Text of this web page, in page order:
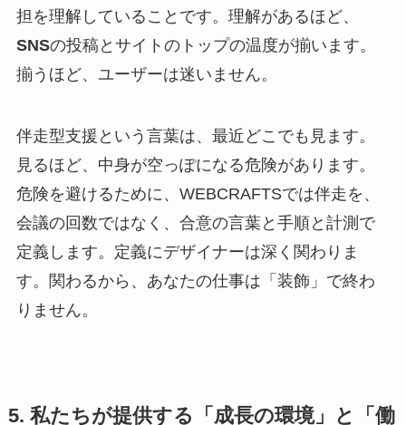
担を理解していることです。理解があるほど、
SNSの投稿とサイトのトップの温度が揃います。
揃うほど、ユーザーは迷いません。
伴走型支援という言葉は、最近どこでも見ます。
見るほど、中身が空っぽになる危険があります。
危険を避けるために、WEBCRAFTSでは伴走を、
会議の回数ではなく、合意の言葉と手順と計測で
定義します。定義にデザイナーは深く関わりま
す。関わるから、あなたの仕事は「装飾」で終わ
りません。
5. 私たちが提供する「成長の環境」と「働